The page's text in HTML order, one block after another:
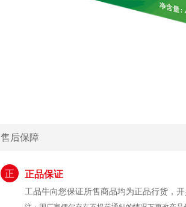
售后保障
正 正品保证
工品牛向您保证所售商品均为正品行货，